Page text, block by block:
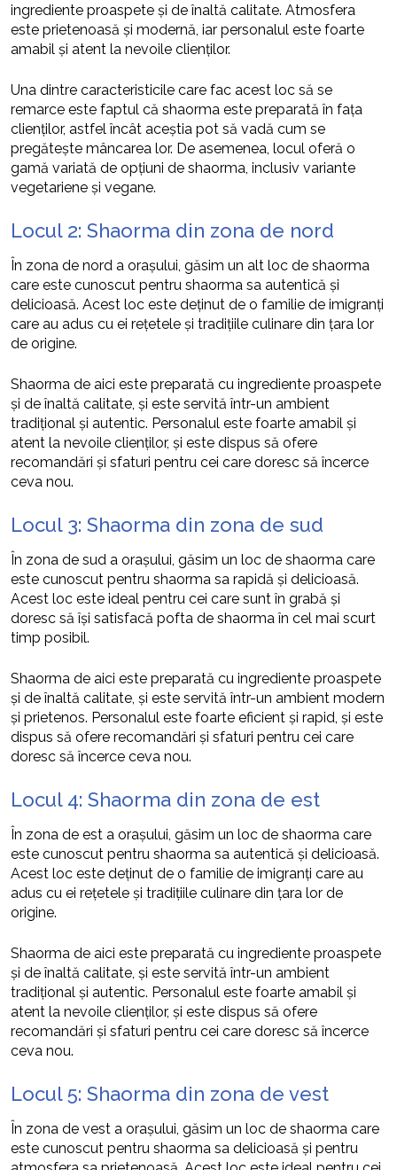
ingrediente proaspete și de înaltă calitate. Atmosfera
este prietenoasă și modernă, iar personalul este foarte
amabil și atent la nevoile clienților.
Una dintre caracteristicile care fac acest loc să se
remarce este faptul că shaorma este preparată în fața
clienților, astfel încât aceștia pot să vadă cum se
pregătește mâncarea lor. De asemenea, locul oferă o
gamă variată de opțiuni de shaorma, inclusiv variante
vegetariene și vegane.
Locul 2: Shaorma din zona de nord
În zona de nord a orașului, găsim un alt loc de shaorma
care este cunoscut pentru shaorma sa autentică și
delicioasă. Acest loc este deținut de o familie de imigranți
care au adus cu ei rețetele și tradițiile culinare din țara lor
de origine.
Shaorma de aici este preparată cu ingrediente proaspete
și de înaltă calitate, și este servită într-un ambient
tradițional și autentic. Personalul este foarte amabil și
atent la nevoile clienților, și este dispus să ofere
recomandări și sfaturi pentru cei care doresc să încerce
ceva nou.
Locul 3: Shaorma din zona de sud
În zona de sud a orașului, găsim un loc de shaorma care
este cunoscut pentru shaorma sa rapidă și delicioasă.
Acest loc este ideal pentru cei care sunt în grabă și
doresc să își satisfacă pofta de shaorma în cel mai scurt
timp posibil.
Shaorma de aici este preparată cu ingrediente proaspete
și de înaltă calitate, și este servită într-un ambient modern
și prietenos. Personalul este foarte eficient și rapid, și este
dispus să ofere recomandări și sfaturi pentru cei care
doresc să încerce ceva nou.
Locul 4: Shaorma din zona de est
În zona de est a orașului, găsim un loc de shaorma care
este cunoscut pentru shaorma sa autentică și delicioasă.
Acest loc este deținut de o familie de imigranți care au
adus cu ei rețetele și tradițiile culinare din țara lor de
origine.
Shaorma de aici este preparată cu ingrediente proaspete
și de înaltă calitate, și este servită într-un ambient
tradițional și autentic. Personalul este foarte amabil și
atent la nevoile clienților, și este dispus să ofere
recomandări și sfaturi pentru cei care doresc să încerce
ceva nou.
Locul 5: Shaorma din zona de vest
În zona de vest a orașului, găsim un loc de shaorma care
este cunoscut pentru shaorma sa delicioasă și pentru